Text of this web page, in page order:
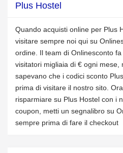
Plus Hostel
Quando acquisti online per Plus
visitare sempre noi qui su
ordine. Il team di Onlinesconto
visitatori migliaia di € ogni mese,
sapevano che i codici sconto
prima di visitare il nostro sito.
risparmiare su Plus Hostel con i
coupon, metti un segnalibro su
sempre prima di fare il checkout